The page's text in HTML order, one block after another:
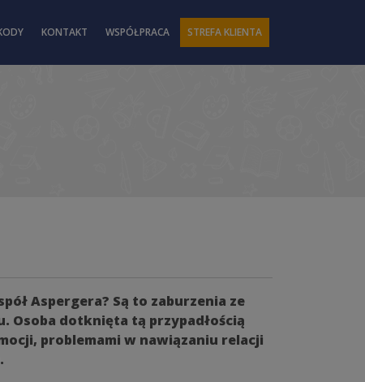
KONTAKT WSPÓŁPRACA STREFA KLIENTA
Aspergera? Są to zaburzenia ze
Osoba dotknięta tą przypadłością
problemami w nawiązaniu relacji